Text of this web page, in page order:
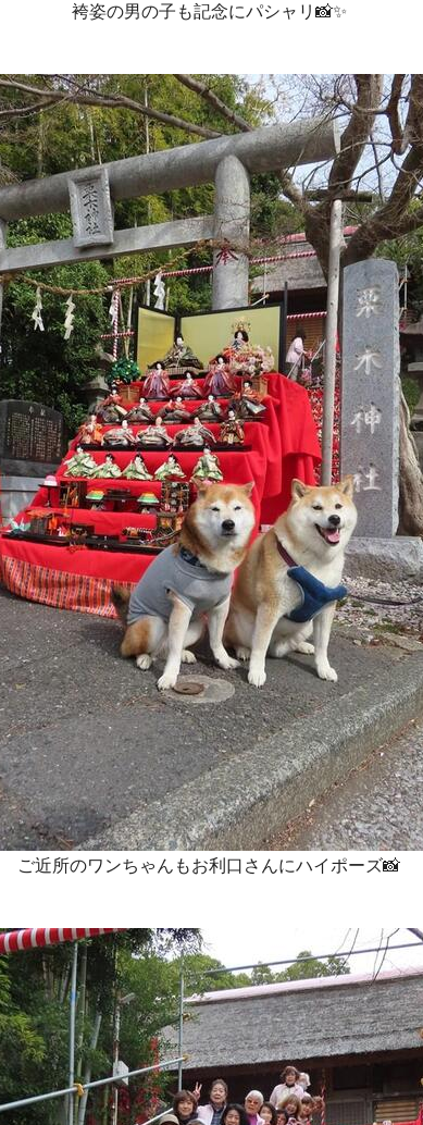
袴姿の男の子も記念にパシャリ📸✨
ご近所のワンちゃんもお利口さんにハイポーズ📸